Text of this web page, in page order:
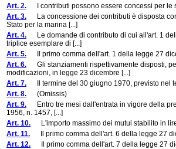
Art. 2. I contributi possono essere concessi per le
Art. 3. La concessione dei contributi è disposta
Stato per la marina [...]
Art. 4. Le domande di contributo di cui all'art. 1
triplice esemplare di [...]
Art. 5. Il primo comma dell'art. 1 della legge 27
Art. 6. Gli stanziamenti rispettivamente disposti,
modificazioni, in legge 23 dicembre [...]
Art. 7. Il termine del 30 giugno 1970, previsto nel
Art. 8. (Omissis)
Art. 9. Entro tre mesi dall'entrata in vigore della
1956, n. 1457, [...]
Art. 10. L'importo massimo dei mutui stabilito in
Art. 11. Il primo comma dell'art. 6 della legge 27
Art. 12. Il primo comma dell'art. 7 della legge 27